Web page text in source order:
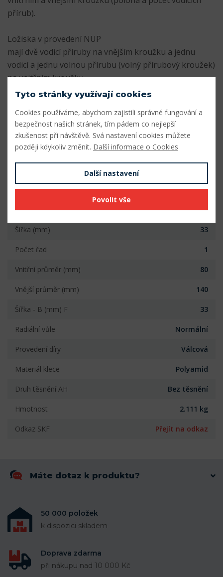
přírub).
Ložiska v provedení NUP
mají dvě vodicí příruby na vnějším kroužku a jednu
vodicí a jednu volnou přírubu (volný přírubový kroužek)
na vnitřním kroužku
používají se k axiálnímu vedení hřídele v obou směrech
Dokumenty
SKF_VALIVA_LOZISKA.pdf Stáhnout
Parametry
Vnitřní průměr (mm) 80
Vnější průměr (mm) 140
Šířka (mm) 33
Počet řad 1
Vnitřní průměr (mm) 80
Vnější průměr (mm) 140
Šířka - B (mm) F 33
Radiální vůle Normální
Provedení díry Válcová
Materiál klece Polyamid
Druh těsnění AH Bez těsnění
Hmotnost 2.111 kg
Odkaz SKF Přejít na odkaz
Máte dotaz k produktu?
50 000 položek
k dispozici skladem
Doprava zdarma
při nákupu nad 10 000 Kč
Tyto stránky využívají cookies
Cookies používáme, abychom zajistili správné fungování a
bezpečnost našich stránek, tím pádem co nejlepší
zkušenost při návštěvě. Svá nastavení cookies můžete
později kdykoliv změnit. Další informace o Cookies
Další nastavení
Povolit vše